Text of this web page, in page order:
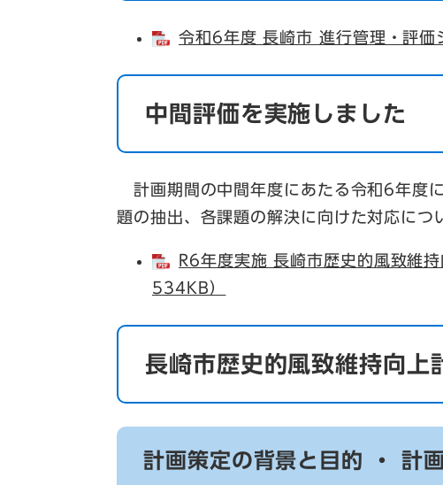
令和6年度 長崎市 進行管理・評
中間評価を実施しました
計画期間の中間年度にあたる令和6年度
題の抽出、各課題の解決に向けた対応につ
R6年度実施 長崎市歴史的風致維
534KB）
長崎市歴史的風致維持向上
計画策定の背景と目的 ・ 計